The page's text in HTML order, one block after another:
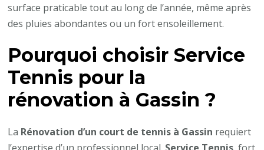
surface praticable tout au long de l’année, même après
des pluies abondantes ou un fort ensoleillement.
Pourquoi choisirService
Tennis pour la
rénovation à Gassin ?
La Rénovation d’un court de tennis à Gassin requiert